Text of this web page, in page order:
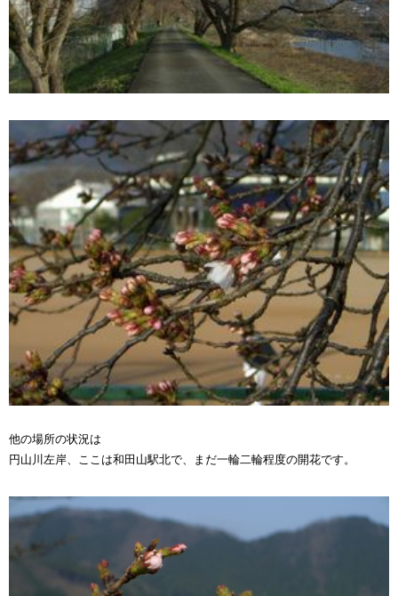
他の場所の状況は
円山川左岸、ここは和田山駅北で、まだ一輪二輪程度の開花です。